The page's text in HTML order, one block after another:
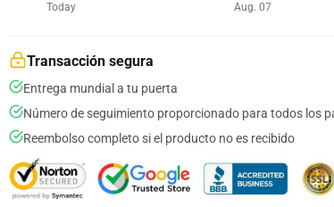
Today
Aug. 07
Transacción segura
Entrega mundial a tu puerta
Número de seguimiento proporcionado para todos los
Reembolso completo si el producto no es recibido